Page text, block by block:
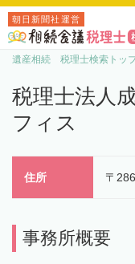
朝日新聞社運営
遺産相続 税理士検索トッ
税理士法人
フィス
住所 〒
事務所概要